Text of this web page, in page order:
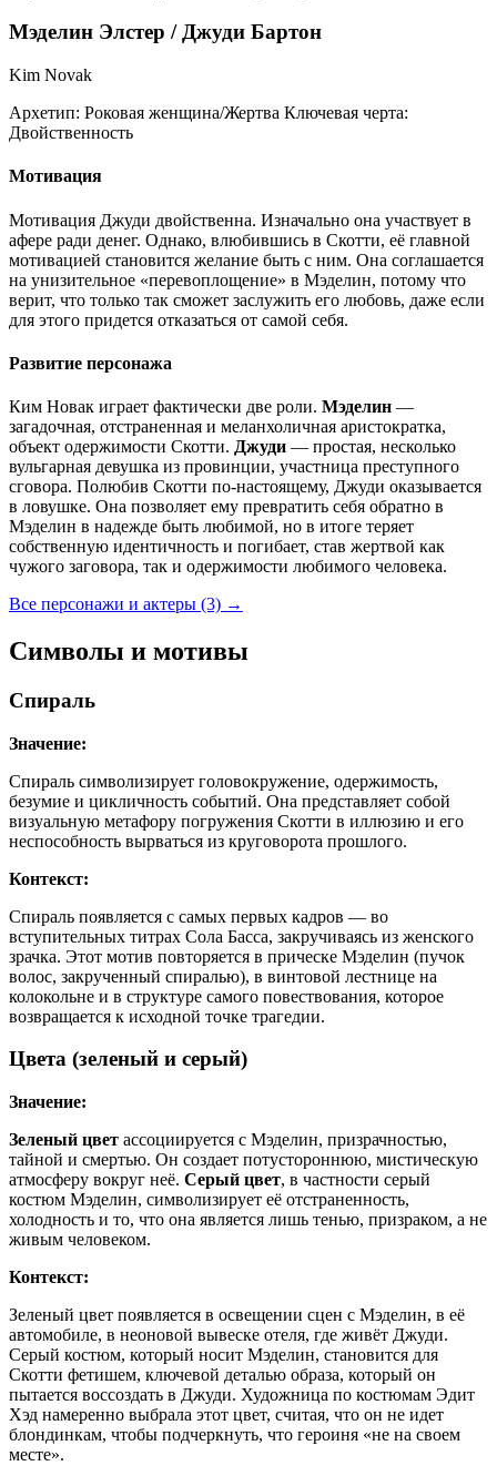
Мэделин Элстер / Джуди Бартон
Kim Novak
Архетип: Роковая женщина/Жертва Ключевая черта:
Двойственность
Мотивация
Мотивация Джуди двойственна. Изначально она участвует в
афере ради денег. Однако, влюбившись в Скотти, её главной
мотивацией становится желание быть с ним. Она соглашается
на унизительное «перевоплощение» в Мэделин, потому что
верит, что только так сможет заслужить его любовь, даже если
для этого придется отказаться от самой себя.
Развитие персонажа
Ким Новак играет фактически две роли. Мэделин —
загадочная, отстраненная и меланхоличная аристократка,
объект одержимости Скотти. Джуди — простая, несколько
вульгарная девушка из провинции, участница преступного
сговора. Полюбив Скотти по-настоящему, Джуди оказывается
в ловушке. Она позволяет ему превратить себя обратно в
Мэделин в надежде быть любимой, но в итоге теряет
собственную идентичность и погибает, став жертвой как
чужого заговора, так и одержимости любимого человека.
Все персонажи и актеры (3) →
Символы и мотивы
Спираль
Значение:
Спираль символизирует головокружение, одержимость,
безумие и цикличность событий. Она представляет собой
визуальную метафору погружения Скотти в иллюзию и его
неспособность вырваться из круговорота прошлого.
Контекст:
Спираль появляется с самых первых кадров — во
вступительных титрах Сола Басса, закручиваясь из женского
зрачка. Этот мотив повторяется в прическе Мэделин (пучок
волос, закрученный спиралью), в винтовой лестнице на
колокольне и в структуре самого повествования, которое
возвращается к исходной точке трагедии.
Цвета (зеленый и серый)
Значение:
Зеленый цвет ассоциируется с Мэделин, призрачностью,
тайной и смертью. Он создает потустороннюю, мистическую
атмосферу вокруг неё. Серый цвет, в частности серый
костюм Мэделин, символизирует её отстраненность,
холодность и то, что она является лишь тенью, призраком, а не
живым человеком.
Контекст:
Зеленый цвет появляется в освещении сцен с Мэделин, в её
автомобиле, в неоновой вывеске отеля, где живёт Джуди.
Серый костюм, который носит Мэделин, становится для
Скотти фетишем, ключевой деталью образа, который он
пытается воссоздать в Джуди. Художница по костюмам Эдит
Хэд намеренно выбрала этот цвет, считая, что он не идет
блондинкам, чтобы подчеркнуть, что героиня «не на своем
месте».